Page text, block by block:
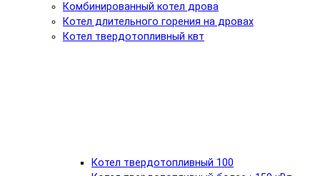
Комбинированный котел дрова
Котел длительного горения на дровах
Котел твердотопливный квт
Котел твердотопливный 100